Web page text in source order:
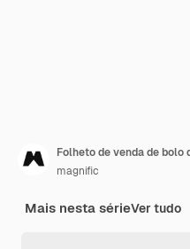
Folheto de venda de bolo
magnific
Mais nesta sérieVer tudo